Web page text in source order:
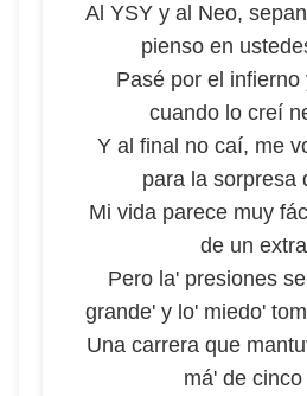
Al YSY y al Neo,
pienso en
Pasé por el infierno
cuando lo creí
Y al final no caí, me
para la sorpresa
Mi vida parece muy
de un
Pero la' presiones
grande' y lo' miedo'
Una carrera que
má' de